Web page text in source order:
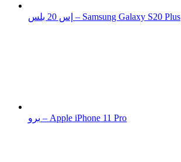
إس 20 بلس – Samsung Galaxy S20 Plus
برو – Apple iPhone 11 Pro